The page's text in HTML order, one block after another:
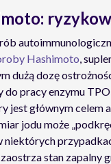
Hashimoto,
dużą dozę
do pracy enzymu
jest głównym celem
jodu może
niektórych
stan zapalny